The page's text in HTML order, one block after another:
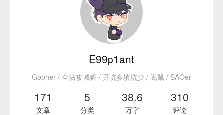
E99p1ant
Gopher / 全沾攻城狮 / 开坑多填坑少 / 嵩鼠 / SAOer
171
文章
5
分类
38.6
万字
310
评论